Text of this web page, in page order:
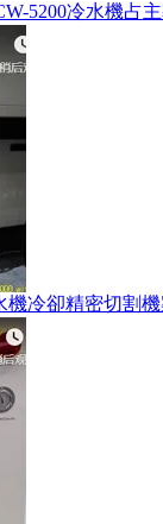
5200冷水機占
機冷卻精密切割機